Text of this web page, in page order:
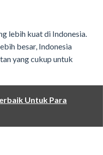
lebih kuat di Indonesia.
besar, Indonesia
yang cukup untuk
Untuk Para